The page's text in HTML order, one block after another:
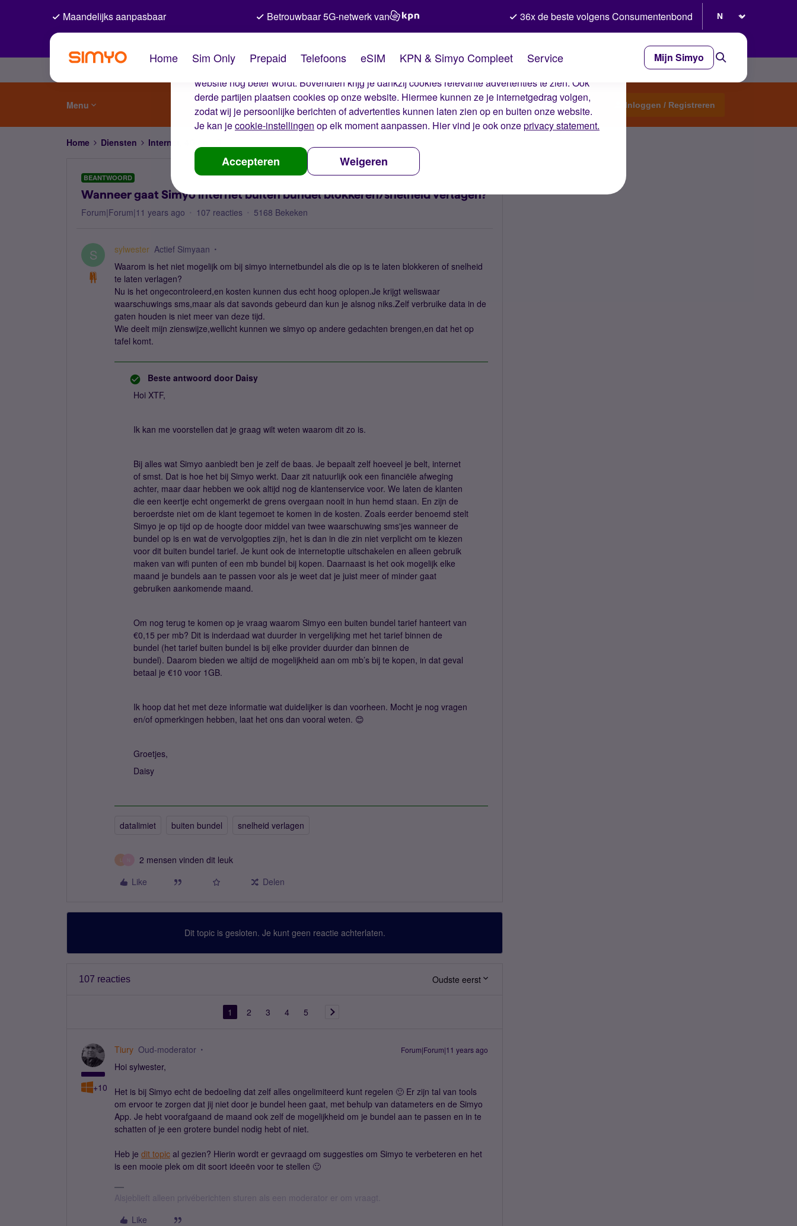
De cookies van Simyo
Wij gebruiken cookies op onze website. Met deze cookies zorgen wij ervoor dat je ervaring op de
website nog beter wordt. Bovendien krijg je dankzij cookies relevante advertenties te zien. Ook
derde partijen plaatsen cookies op onze website. Hiermee kunnen ze je internetgedrag volgen,
zodat wij je persoonlijke berichten of advertenties kunnen laten zien op en buiten onze website.
Je kan jecookie-instellingen op elk moment aanpassen. Hier vind je ook onzeprivacy statement.
Accepteren Weigeren
Maandelijks aanpasbaar Betrouwbaar 5G-netwerk van 36x de beste volgens Consumentenbond
Home Sim Only Prepaid Telefoons eSIM KPN & Simyo Compleet Service Mijn Simyo
Menu Start een topic Inloggen / Registreren
Home Diensten Internet, 4G en 5G
BEANTWOORD
Wanneer gaat Simyo internet buiten bundel blokkeren/snelheid verlagen?
Forum|Forum|11 years ago 107 reacties 5168 Bekeken
S sylwester Actief Simyaan
Waarom is het niet mogelijk om bij simyo internetbundel als die op is te laten blokkeren of snelheid
te laten verlagen?
Nu is het ongecontroleerd,en kosten kunnen dus echt hoog oplopen.Je krijgt weliswaar
waarschuwings sms,maar als dat savonds gebeurd dan kun je alsnog niks.Zelf verbruike data in de
gaten houden is niet meer van deze tijd.
Wie deelt mijn zienswijze,wellicht kunnen we simyo op andere gedachten brengen,en dat het op
tafel komt.
Beste antwoord door Daisy
Hoi XTF,
Ik kan me voorstellen dat je graag wilt weten waarom dit zo is.
Bij alles wat Simyo aanbiedt ben je zelf de baas. Je bepaalt zelf hoeveel je belt, internet
of smst. Dat is hoe het bij Simyo werkt. Daar zit natuurlijk ook een financiële afweging
achter, maar daar hebben we ook altijd nog de klantenservice voor. We laten de klanten
die een keertje echt ongemerkt de grens overgaan nooit in hun hemd staan. En zijn de
beroerdste niet om de klant tegemoet te komen in de kosten. Zoals eerder benoemd stelt
Simyo je op tijd op de hoogte door middel van twee waarschuwing sms'jes wanneer de
bundel op is en wat de vervolgopties zijn, het is dan in die zin niet verplicht om te kiezen
voor dit buiten bundel tarief. Je kunt ook de internetoptie uitschakelen en alleen gebruik
maken van wifi punten of een mb bundel bij kopen. Daarnaast is het ook mogelijk elke
maand je bundels aan te passen voor als je weet dat je juist meer of minder gaat
gebruiken aankomende maand.
Om nog terug te komen op je vraag waarom Simyo een buiten bundel tarief hanteert van
€0,15 per mb? Dit is inderdaad wat duurder in vergelijking met het tarief binnen de
bundel (het tarief buiten bundel is bij elke provider duurder dan binnen de
bundel). Daarom bieden we altijd de mogelijkheid aan om mb’s bij te kopen, in dat geval
betaal je €10 voor 1GB.
Ik hoop dat het met deze informatie wat duidelijker is dan voorheen. Mocht je nog vragen
en/of opmerkingen hebben, laat het ons dan vooral weten. 😊
Groetjes,
Daisy
datalimiet buiten bundel snelheid verlagen
2 mensen vinden dit leuk
Like
Delen
Dit topic is gesloten. Je kunt geen reactie achterlaten.
107 reacties Oudste eerst
1 2 3 4 5
+10
Tiury Oud-moderator Forum|Forum|11 years ago
Hoi sylwester,
Het is bij Simyo echt de bedoeling dat zelf alles ongelimiteerd kunt regelen 🙂 Er zijn tal van tools
om ervoor te zorgen dat jij niet door je bundel heen gaat, met behulp van datameters en de Simyo
App. Je hebt voorafgaand de maand ook zelf de mogelijkheid om je bundel aan te passen en in te
schatten of je een grotere bundel nodig hebt of niet.
Heb je dit topic al gezien? Hierin wordt er gevraagd om suggesties om Simyo te verbeteren en het
is een mooie plek om dit soort ideeën voor te stellen 🙂
Alsjeblieft alleen privéberichten sturen als een moderator er om vraagt.
Like